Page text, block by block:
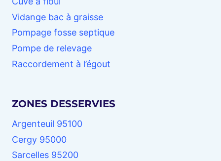
Vidange bac à graisse
Pompage fosse septique
Pompe de relevage
Raccordement à l’égout
ZONES DESSERVIES
Argenteuil 95100
Cergy 95000
Sarcelles 95200